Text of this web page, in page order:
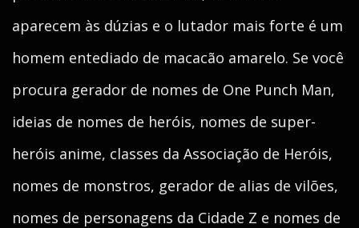
aparecem às dúzias e o lutador mais forte é um
homem entediado de macacão amarelo. Se você
procura gerador de nomes de One Punch Man,
ideias de nomes de heróis, nomes de super-
heróis anime, classes da Associação de Heróis,
nomes de monstros, gerador de alias de vilões,
nomes de personagens da Cidade Z e nomes de